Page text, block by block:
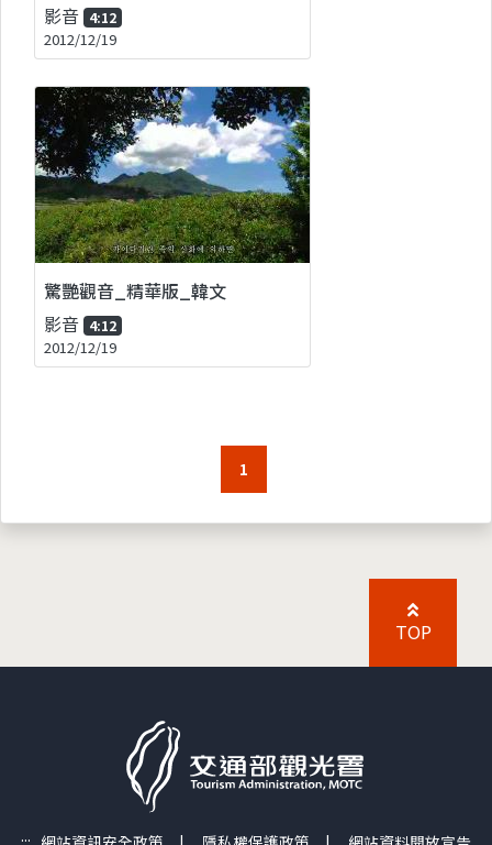
影音 4:12
2012/12/19
驚艷觀音_精華版_韓文
影音 4:12
2012/12/19
1
TOP